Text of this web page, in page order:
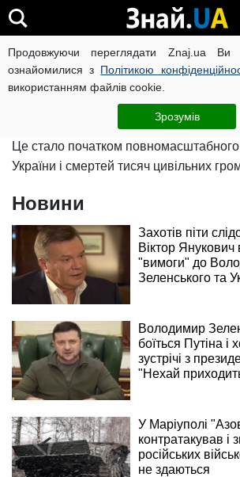
Продовжуючи переглядати Znaj.ua Ви
ознайомилися з Політикою
використанням файлів cookie.
Зрозумів
Війна росії проти
24 лютого російський диктатор
"спеціальної військової операції"
Це стало початком
України і смертей тисяч цивільних
Новини
Захотів піти
Віктор Янукович
"вимоги" до
Зеленського та
Володимир
боїться Путіна і
зустрічі з
"Нехай
У Маріуполі
контратакував і
російських
не здаються